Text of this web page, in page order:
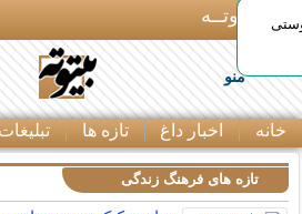
بـیتوتــه
منو
خانه اخبار داغ تازه ها
تازه های فرهنگ زندگی